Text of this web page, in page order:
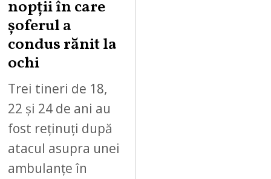
nopții în care
șoferul a
condus rănit la
ochi
Trei tineri de 18,
22 și 24 de ani au
fost reținuți după
atacul asupra unei
ambulanțe în